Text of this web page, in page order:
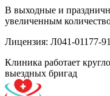
В выходные и
увеличенным
Лицензия: Л041-01177-
Клиника работает
выездных бригад